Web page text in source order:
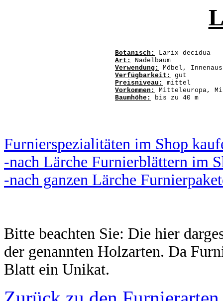
Botanisch:
Larix decidua
Art:
Nadelbaum
Verwendung:
Möbel,
Verfügbarkeit:
gut
Preisniveau:
mittel
Vorkommen:
Mitteleuropa,
Baumhöhe:
bis zu 40 m
Furnierspezialitäten im Shop
-nach Lärche Furnierblättern im
-nach ganzen Lärche
Bitte beachten Sie: Die hier
der genannten Holzarten. Da
Blatt ein Unikat.